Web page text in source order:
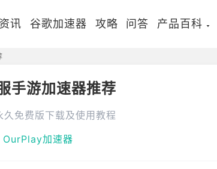
讯 谷歌加速器 攻略 问答 产品百科
手游加速器推荐
免费版下载及使用教程
OurPlay加速器